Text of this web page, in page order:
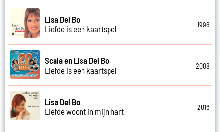
Lisa Del Bo
Liefde is een kaartspel
1996
Scala en Lisa Del Bo
Liefde is een kaartspel
2008
Lisa Del Bo
Liefde woont in mijn hart
2016